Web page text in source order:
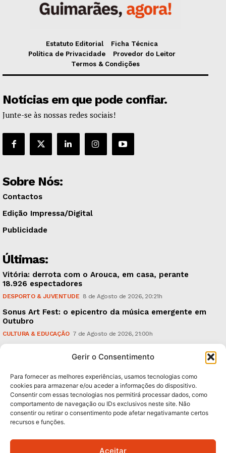
Gerir o Consentimento
Para fornecer as melhores experiências, usamos tecnologias como
cookies para armazenar e/ou aceder a informações do dispositivo.
Consentir com essas tecnologias nos permitirá processar dados, como
comportamento de navegação ou IDs exclusivos neste site. Não
consentir ou retirar o consentimento pode afetar negativamante certos
recursos e funções.
Aceitar
Estatuto Editorial
Ficha Técnica
Política de Privacidade
Provedor do Leitor
Termos & Condições
Notícias em que pode confiar.
Junte-se às nossas redes sociais!
Sobre Nós:
Contactos
Edição Impressa/Digital
Publicidade
Últimas:
Vitória: derrota com o Arouca, em casa, perante
18.926 espectadores
DESPORTO & JUVENTUDE 8 de Agosto de 2026, 20:21h
Sonus Art Fest: o epicentro da música emergente em
Outubro
CULTURA & EDUCAÇÃO 7 de Agosto de 2026, 21:00h
Subscreva Newsletter: